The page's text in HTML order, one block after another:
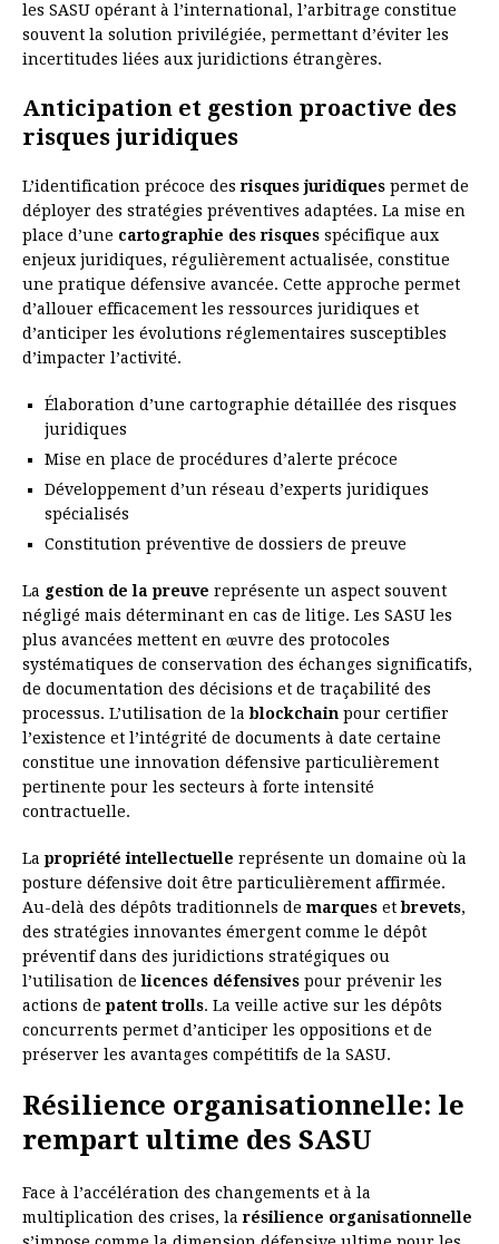
les SASU opérant à l’international, l’arbitrage constitue
souvent la solution privilégiée, permettant d’éviter les
incertitudes liées aux juridictions étrangères.
Anticipation et gestion proactive des
risques juridiques
L’identification précoce desrisques juridiques permet de
déployer des stratégies préventives adaptées. La mise en
place d’une cartographie des risques spécifique aux
enjeux juridiques, régulièrement actualisée, constitue
une pratique défensive avancée. Cette approche permet
d’allouer efficacement les ressources juridiques et
d’anticiper les évolutions réglementaires susceptibles
d’impacter l’activité.
Élaboration d’une cartographie détaillée des risques
juridiques
Mise en place de procédures d’alerte précoce
Développement d’un réseau d’experts juridiques
spécialisés
Constitution préventive de dossiers de preuve
La gestion de la preuve représente un aspect souvent
négligé mais déterminant en cas de litige. Les SASU les
plus avancées mettent en œuvre des protocoles
systématiques de conservation des échanges significatifs,
de documentation des décisions et de traçabilité des
processus. L’utilisation de lablockchain pour certifier
l’existence et l’intégrité de documents à date certaine
constitue une innovation défensive particulièrement
pertinente pour les secteurs à forte intensité
contractuelle.
La propriété intellectuelle représente un domaine où la
posture défensive doit être particulièrement affirmée.
Au-delà des dépôts traditionnels demarques etbrevets,
des stratégies innovantes émergent comme le dépôt
préventif dans des juridictions stratégiques ou
l’utilisation delicences défensives pour prévenir les
actions de patent trolls. La veille active sur les dépôts
concurrents permet d’anticiper les oppositions et de
préserver les avantages compétitifs de la SASU.
Résilience organisationnelle: le
rempart ultime des SASU
Face à l’accélération des changements et à la
multiplication des crises, larésilience organisationnelle